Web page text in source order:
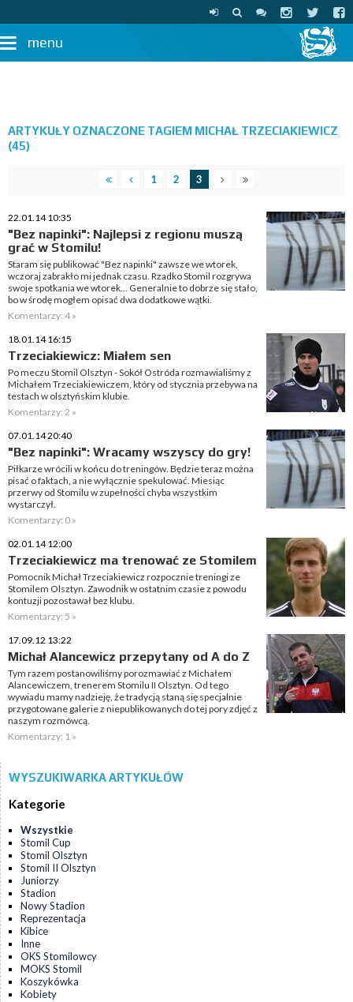
menu
ARTYKUŁY OZNACZONE TAGIEM MICHAŁ TRZECIAKIEWICZ
(45)
1 2 3
22.01.14 10:35
"Bez napinki": Najlepsi z regionu muszą
grać w Stomilu!
Staram się publikować "Bez napinki" zawsze we wtorek,
wczoraj zabrakło mi jednak czasu. Rzadko Stomil rozgrywa
swoje spotkania we wtorek... Generalnie to dobrze się stało,
bo w środę mogłem opisać dwa dodatkowe wątki.
Komentarzy: 4 »
18.01.14 16:15
Trzeciakiewicz: Miałem sen
Po meczu Stomil Olsztyn - Sokół Ostróda rozmawialiśmy z
Michałem Trzeciakiewiczem, który od stycznia przebywa na
testach w olsztyńskim klubie.
Komentarzy: 2 »
07.01.14 20:40
"Bez napinki": Wracamy wszyscy do gry!
Piłkarze wrócili w końcu do treningów. Będzie teraz można
pisać o faktach, a nie wyłącznie spekulować. Miesiąc
przerwy od Stomilu w zupełności chyba wszystkim
wystarczył.
Komentarzy: 0 »
02.01.14 12:00
Trzeciakiewicz ma trenować ze Stomilem
Pomocnik Michał Trzeciakiewicz rozpocznie treningi ze
Stomilem Olsztyn. Zawodnik w ostatnim czasie z powodu
kontuzji pozostawał bez klubu.
Komentarzy: 5 »
17.09.12 13:22
Michał Alancewicz przepytany od A do Z
Tym razem postanowiliśmy porozmawiać z Michałem
Alancewiczem, trenerem Stomilu II Olsztyn. Od tego
wywiadu mamy nadzieję, że tradycją staną się specjalnie
przygotowane galerie z niepublikowanych do tej pory zdjęć z
naszym rozmówcą.
Komentarzy: 1 »
WYSZUKIWARKA ARTYKUŁÓW
Kategorie
Wszystkie
Stomil Cup
Stomil Olsztyn
Stomil II Olsztyn
Juniorzy
Stadion
Nowy Stadion
Reprezentacja
Kibice
Inne
OKS Stomilowcy
MOKS Stomil
Koszykówka
Kobiety